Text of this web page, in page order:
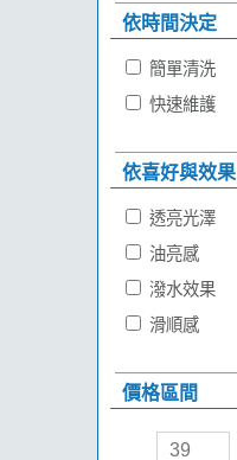
依時間決定
簡單清洗
快速維護
依喜好與效果
透亮光澤
油亮感
潑水效果
滑順感
價格區間